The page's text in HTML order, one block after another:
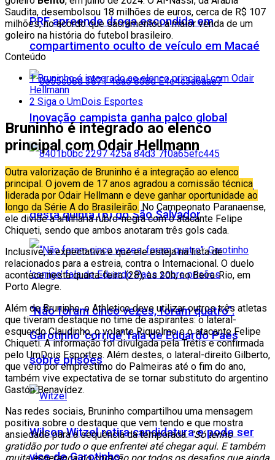
PRF apreende droga escondida em
compartimento oculto de veículo em Macaé
Inovação campista ganha palco global
Comércio campista poderá abrir no feriado
desta quinta (6) do São Salvador
“Não foram cinco vezes, foram quatro”:
Garotinho ‘corrige’ fala de Eduardo Paes
sobre prisões
Wilson Witzel retira candidatura e pode ser
vice de Garotinho
Saudita, desembolsou 18 milhões de euros, cerca de R$ 107
milhões, no acordo que sacramentou a maior venda de um
goleiro na história do futebol brasileiro.
Conteúdo
1Bruninho é integrado ao elenco principal com Odair
Hellmann
2 Siga o UmDois Esportes
Bruninho é integrado ao elenco
principal com Odair Hellmann
Outra valorização de Bruninho é a integração ao elenco
principal. O jovem de 17 anos agradou a comissão técnica
liderada por Odair Hellmann e deve ganhar oportunidade ao
longo da Série A do Brasileirão.No Campeonato Paranaense,
ele divide a artilharia rubro-negra com o atacante Felipe
Chiqueti, sendo que ambos anotaram três gols cada.
Inclusive, a expectativa é que ele esteja na lista de
relacionados para a estreia, contra o Internacional. O duelo
acontece nesta quarta-feira (28), às 20h, no Beira-Rio, em
Porto Alegre.
Além de Bruninho, o Athletico deve utilizar outros três atletas
que tiveram destaque no time de aspirantes: o lateral-
esquerdo Claudinho, o volante Riquelme e o atacante Felipe
Chiqueti. A informação foi divulgada pela Trétis e confirmada
pelo UmDois Esportes. Além destes, o lateral-direito Gilberto,
que veio por empréstimo do Palmeiras até o fim do ano,
também vive expectativa de se tornar substituto do argentino
Gastón Benavídez.
Nas redes sociais, Bruninho compartilhou uma mensagem
positiva sobre o destaque que vem tendo e que mostra
ansiedade para a sequência da temporada.“Só tenho
gratidão por tudo o que enfrentei até chegar aqui. E também